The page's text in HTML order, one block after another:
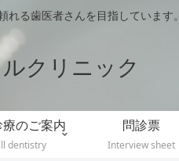
る歯医者さんを目指しています。
クリニック
のご案内
dentistry
問診票
Interview sheet